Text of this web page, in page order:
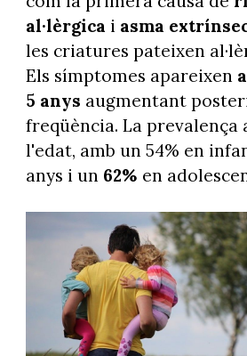
al·lèrgica i asma
les criatures pateixen
Els símptomes apareixen
5 anys augmentant
freqüència. La prevalença
l'edat, amb un 54% en
anys i un 62% en